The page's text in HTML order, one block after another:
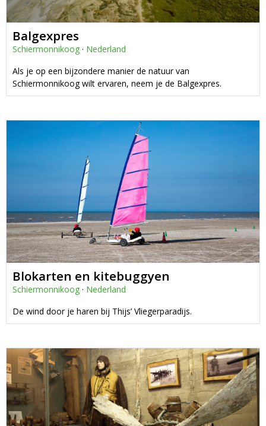
Balgexpres
Schiermonnikoog · Nederland
Als je op een bijzondere manier de natuur van
Schiermonnikoog wilt ervaren, neem je de Balgexpres.
Blokarten en kitebuggyen
Schiermonnikoog · Nederland
De wind door je haren bij Thijs’ Vliegerparadijs.